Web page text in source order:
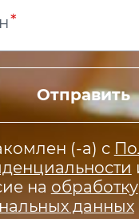
Отправить
(-а) с
на обработку
данных